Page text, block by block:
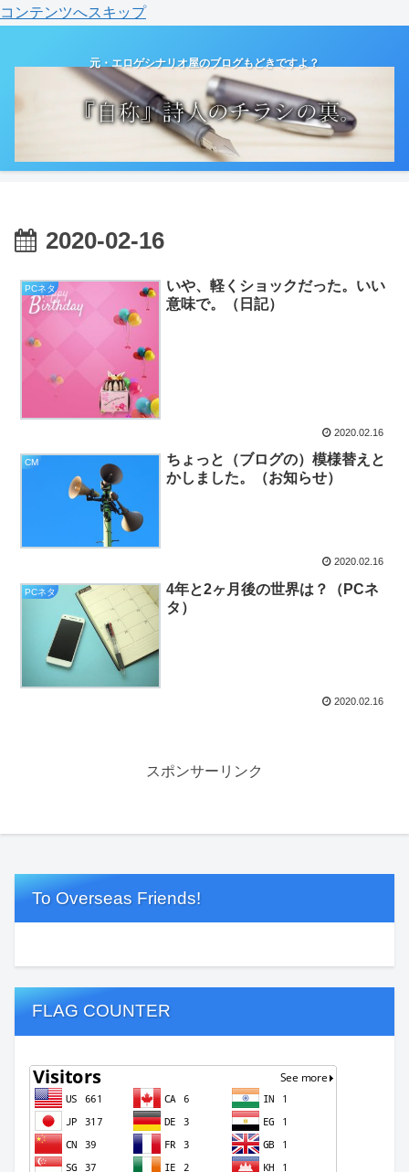
コンテンツへスキップ
元・エロゲシナリオ屋のブログもどきですよ？
2020-02-16
PCネタ
いや、軽くショックだった。いい
意味で。（日記）
2020.02.16
CM
ちょっと（ブログの）模様替えと
かしました。（お知らせ）
2020.02.16
PCネタ
4年と2ヶ月後の世界は？（PCネ
タ）
2020.02.16
スポンサーリンク
To Overseas Friends!
FLAG COUNTER